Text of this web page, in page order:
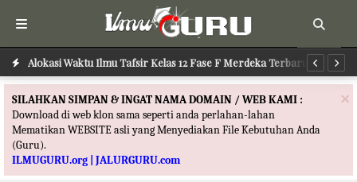
Alokasi Waktu Ilmu Tafsir Kelas 12 Fase F Merdeka Terbaru
×
SILAHKAN SIMPAN & INGAT NAMA DOMAIN / WEB KAMI :
Download di web klon sama seperti anda perlahan-lahan
Mematikan WEBSITE asli yang Menyediakan File Kebutuhan Anda
(Guru).
ILMUGURU.org | JALURGURU.com